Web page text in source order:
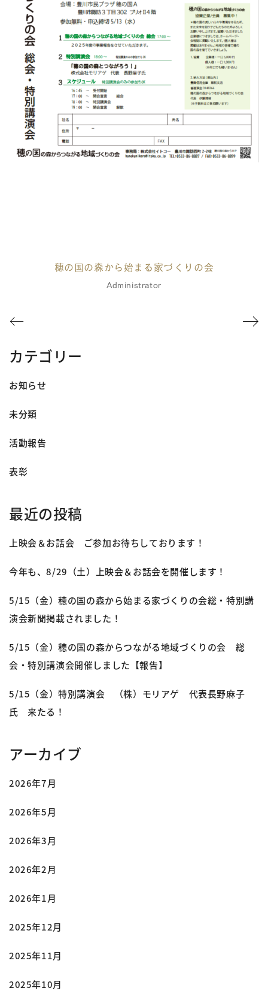
穂の国の森から始まる家づくりの会
Administrator
カテゴリー
お知らせ
未分類
活動報告
表彰
最近の投稿
上映会＆お話会 ご参加お待ちしております！
今年も、8/29（土）上映会＆お話会を開催します！
5/15（金）穂の国の森から始まる家づくりの会総・特別講
演会新聞掲載されました！
5/15（金）穂の国の森からつながる地域づくりの会 総
会・特別講演会開催しました【報告】
5/15（金）特別講演会 （株）モリアゲ 代表長野麻子
氏 来たる！
アーカイブ
2026年7月
2026年5月
2026年3月
2026年2月
2026年1月
2025年12月
2025年11月
2025年10月